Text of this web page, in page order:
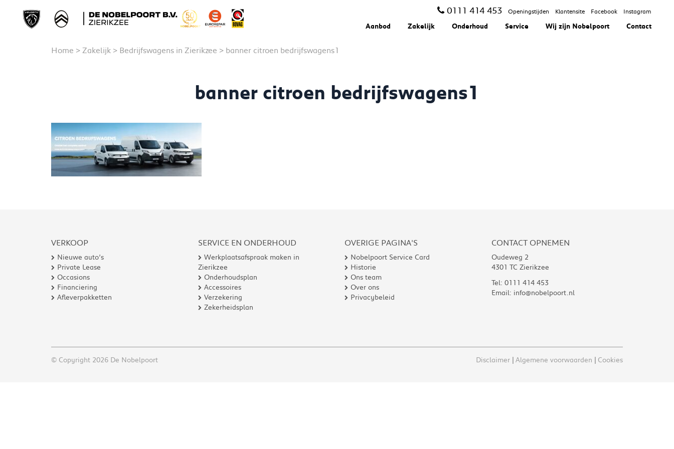
0111 414 453 Openingstijden Klantensite Facebook Instagram
Aanbod Zakelijk Onderhoud Service Wij zijn Nobelpoort Contact
Home > Zakelijk > Bedrijfswagens in Zierikzee > banner citroen bedrijfswagens1
banner citroen bedrijfswagens1
VERKOOP
Nieuwe auto’s
Private Lease
Occasions
Financiering
Afleverpakketten
SERVICE EN ONDERHOUD
Werkplaatsafspraak maken in
Zierikzee
Onderhoudsplan
Accessoires
Verzekering
Zekerheidsplan
OVERIGE PAGINA'S
Nobelpoort Service Card
Historie
Ons team
Over ons
Privacybeleid
CONTACT OPNEMEN
Oudeweg 2
4301 TC Zierikzee
Tel: 0111 414 453
Email: info@nobelpoort.nl
© Copyright 2026 De Nobelpoort Disclaimer Algemene voorwaarden Cookies